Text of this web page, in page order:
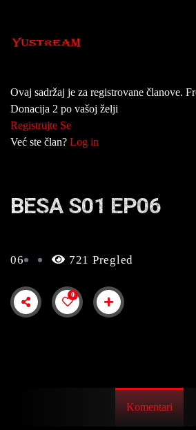
Ovaj sadržaj je za registrovane članove.
Donacija 2 po vašoj želji
Registrujte Se
Već ste član? Log in
BESA S01 EP06
06 721 Pregled
0
Komentari